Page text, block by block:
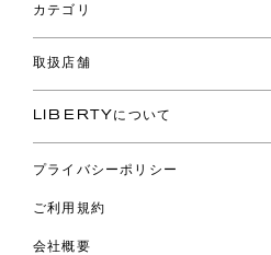
ショッピングバッグ
お問い合わせ
よくあるご質問
ご利用ガイド
カテゴリ
コレクション
ファブリックス
バッグ
ウェア
ライフスタイル
スペシャル
取扱店舗
リバティ・ファブリックス
LIBERTYについて
プライバシーポリシー
ご利用規約
会社概要